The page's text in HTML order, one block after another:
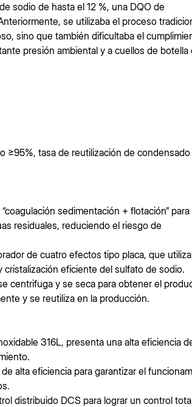
sodio de hasta el 12 %, una DQO de
se utilizaba el proceso
sino que también dificultaba el
presión ambiental y a cuellos de botella
≥95%, tasa de reutilización de
sedimentación + flotación” para
residuales, reduciendo el riesgo de
de cuatro efectos tipo placa, que
eficiente del sulfato de sodio.
centrifuga y se seca para obtener el
y se reutiliza en la producción.
316L, presenta una alta eficiencia
alta eficiencia para garantizar el
distribuido DCS para lograr un control